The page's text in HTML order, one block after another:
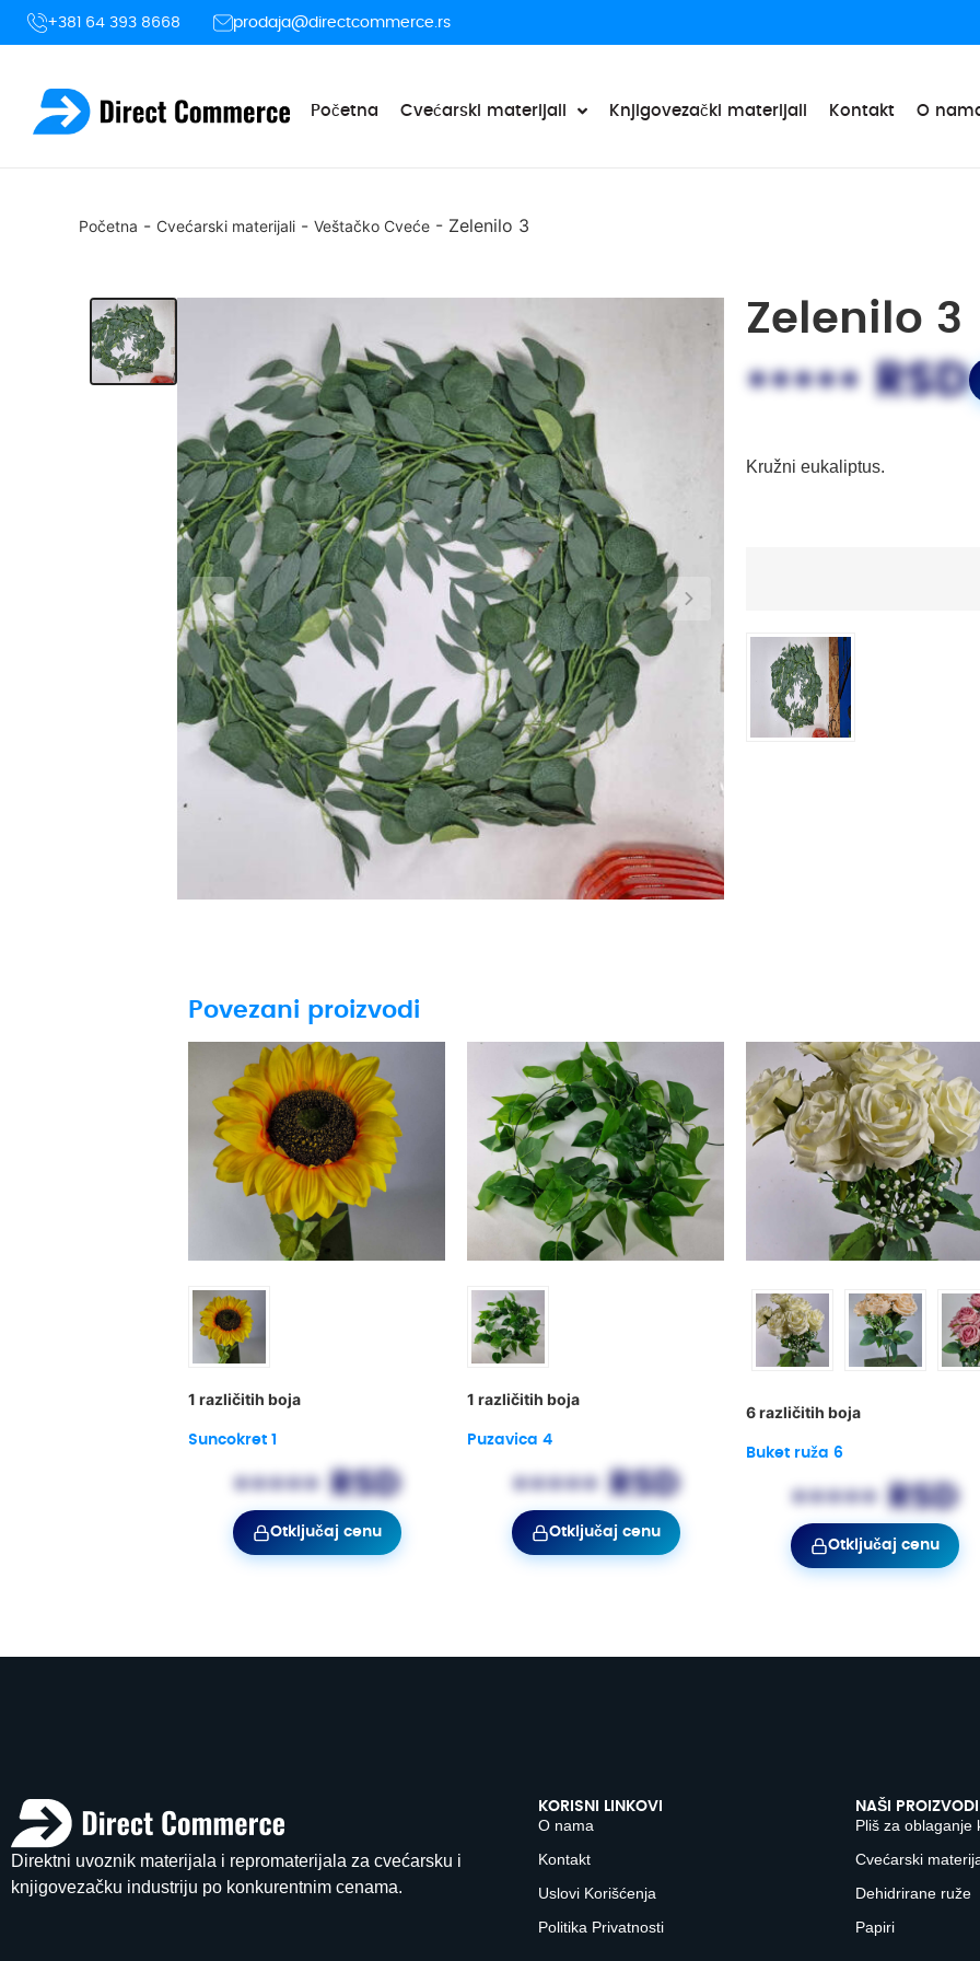
+381 64 393 8668 prodaja@directcommerce.rs
Početna Cvećarski materijali Knjigovezački materijali Kontakt O
Početna - Cvećarski materijali - Veštačko Cveće - Zelenilo 3
Zelenilo 3
••••• RSD
Kružni eukaliptus.
Povezani proizvodi
1 različitih boja
Suncokret 1
••••• RSD
Otključaj cenu
1 različitih boja
Puzavica 4
••••• RSD
Otključaj cenu
6 različitih boja
Buket ruža 6
••••• RSD
Otključaj cenu
Direktni uvoznik materijala i repromaterijala za cvećarsku i
knjigovezačku industriju po konkurentnim cenama.
KORISNI LINKOVI
O nama
Kontakt
Uslovi Korišćenja
Politika Privatnosti
NAŠI PROIZVODI
Pliš za oblaganje
Cvećarski
Dehidrirane ruže
Papiri